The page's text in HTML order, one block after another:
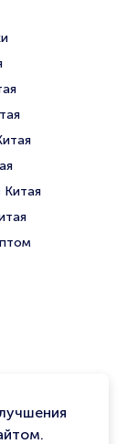
Китая